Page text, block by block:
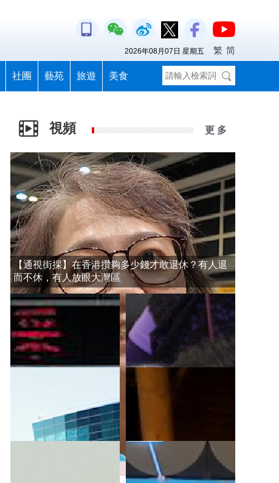
社團 藝苑 旅遊 美食
2026年08月07日 星期五 繁 简
視頻 更 多
【通視街採】在香港攢夠多少錢才敢退休？有人退
而不休，有人放眼大灣區